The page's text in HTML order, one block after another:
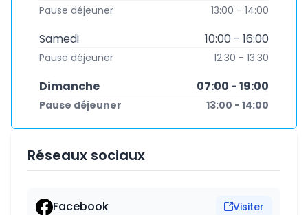
Pause déjeuner 13:00 - 14:00
Samedi 10:00 - 16:00
Pause déjeuner 12:30 - 13:30
Dimanche 07:00 - 19:00
Pause déjeuner 13:00 - 14:00
Réseaux sociaux
Facebook Visiter